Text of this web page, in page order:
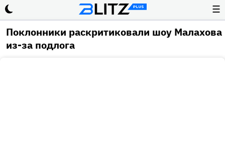
☰
Поклонники раскритиковали шоу Малахова
из-за подлога